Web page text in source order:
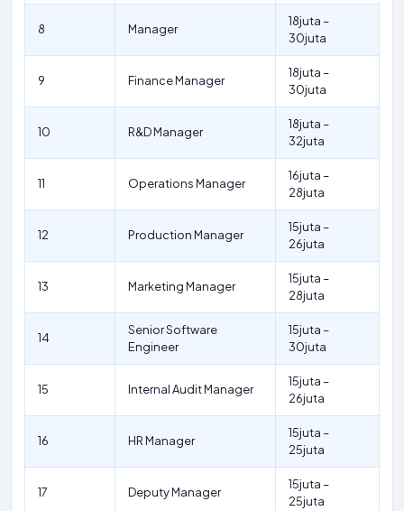
8 Manager
18juta –
30juta
9 Finance Manager
18juta –
30juta
10 R&D Manager
18juta –
32juta
11 Operations Manager
16juta –
28juta
12 Production Manager
15juta –
26juta
13 Marketing Manager
15juta –
28juta
14
Senior Software
Engineer
15juta –
30juta
15 Internal Audit Manager
15juta –
26juta
16 HR Manager
15juta –
25juta
17 Deputy Manager
15juta –
25juta